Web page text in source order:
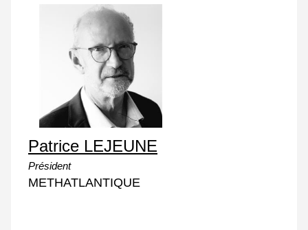
Patrice LEJEUNE
Président
METHATLANTIQUE